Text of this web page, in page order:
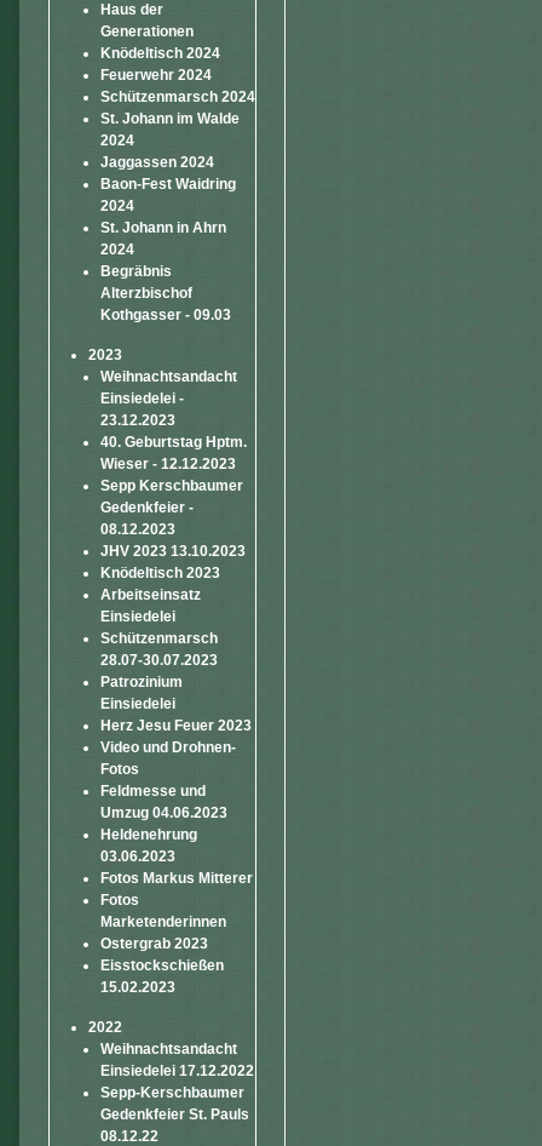
Haus der
Generationen
Knödeltisch 2024
Feuerwehr 2024
Schützenmarsch 2024
St. Johann im Walde
2024
Jaggassen 2024
Baon-Fest Waidring
2024
St. Johann in Ahrn
2024
Begräbnis
Alterzbischof
Kothgasser - 09.03
2023
Weihnachtsandacht
Einsiedelei -
23.12.2023
40. Geburtstag Hptm.
Wieser - 12.12.2023
Sepp Kerschbaumer
Gedenkfeier -
08.12.2023
JHV 2023 13.10.2023
Knödeltisch 2023
Arbeitseinsatz
Einsiedelei
Schützenmarsch
28.07-30.07.2023
Patrozinium
Einsiedelei
Herz Jesu Feuer 2023
Video und Drohnen-
Fotos
Feldmesse und
Umzug 04.06.2023
Heldenehrung
03.06.2023
Fotos Markus Mitterer
Fotos
Marketenderinnen
Ostergrab 2023
Eisstockschießen
15.02.2023
2022
Weihnachtsandacht
Einsiedelei 17.12.2022
Sepp-Kerschbaumer
Gedenkfeier St. Pauls
08.12.22